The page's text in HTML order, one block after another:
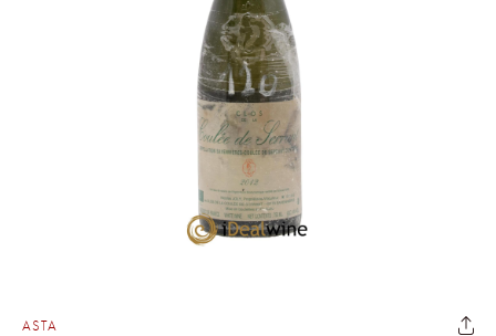
ASTA